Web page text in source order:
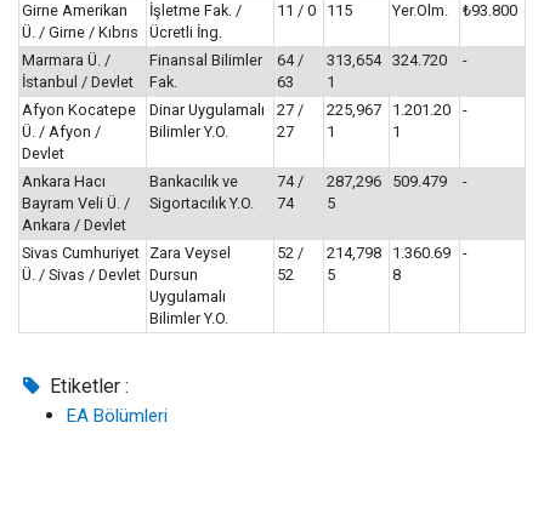
Girne Amerikan
Ü. / Girne / Kıbrıs
İşletme Fak. /
Ücretli İng.
11 / 0 115 Yer.Olm. ₺93.800
Marmara Ü. /
İstanbul / Devlet
Finansal Bilimler
Fak.
64 /
63
313,654
1
324.720 -
Afyon Kocatepe
Ü. / Afyon /
Devlet
Dinar Uygulamalı
Bilimler Y.O.
27 /
27
225,967
1
1.201.20
1
-
Ankara Hacı
Bayram Veli Ü. /
Ankara / Devlet
Bankacılık ve
Sigortacılık Y.O.
74 /
74
287,296
5
509.479 -
Sivas Cumhuriyet
Ü. / Sivas / Devlet
Zara Veysel
Dursun
Uygulamalı
Bilimler Y.O.
52 /
52
214,798
5
1.360.69
8
-
Etiketler :
EA Bölümleri